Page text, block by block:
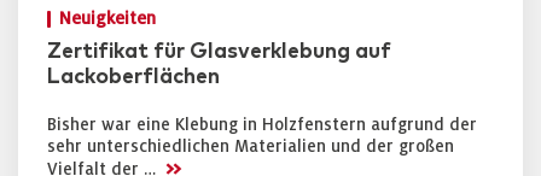
Neuigkeiten
Zertifikat für Glasverklebung auf
Lackoberflächen
Bisher war eine Klebung in Holzfenstern aufgrund der
sehr unterschiedlichen Materialien und der großen
Vielfalt der … >>